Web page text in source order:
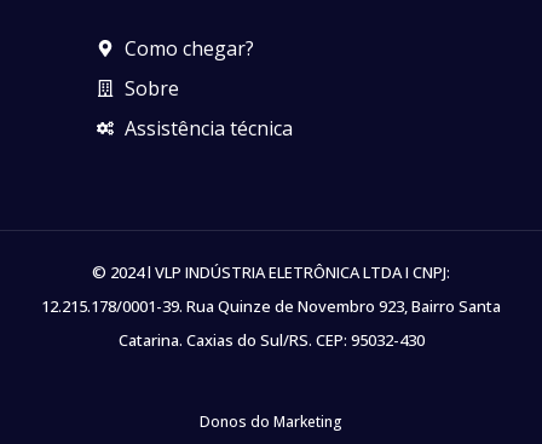
Como chegar?
Sobre
Assistência técnica
© 2024 l VLP INDÚSTRIA ELETRÔNICA LTDA I CNPJ:
12.215.178/0001-39. Rua Quinze de Novembro 923, Bairro Santa
Catarina. Caxias do Sul/RS. CEP: 95032-430
Donos do Marketing